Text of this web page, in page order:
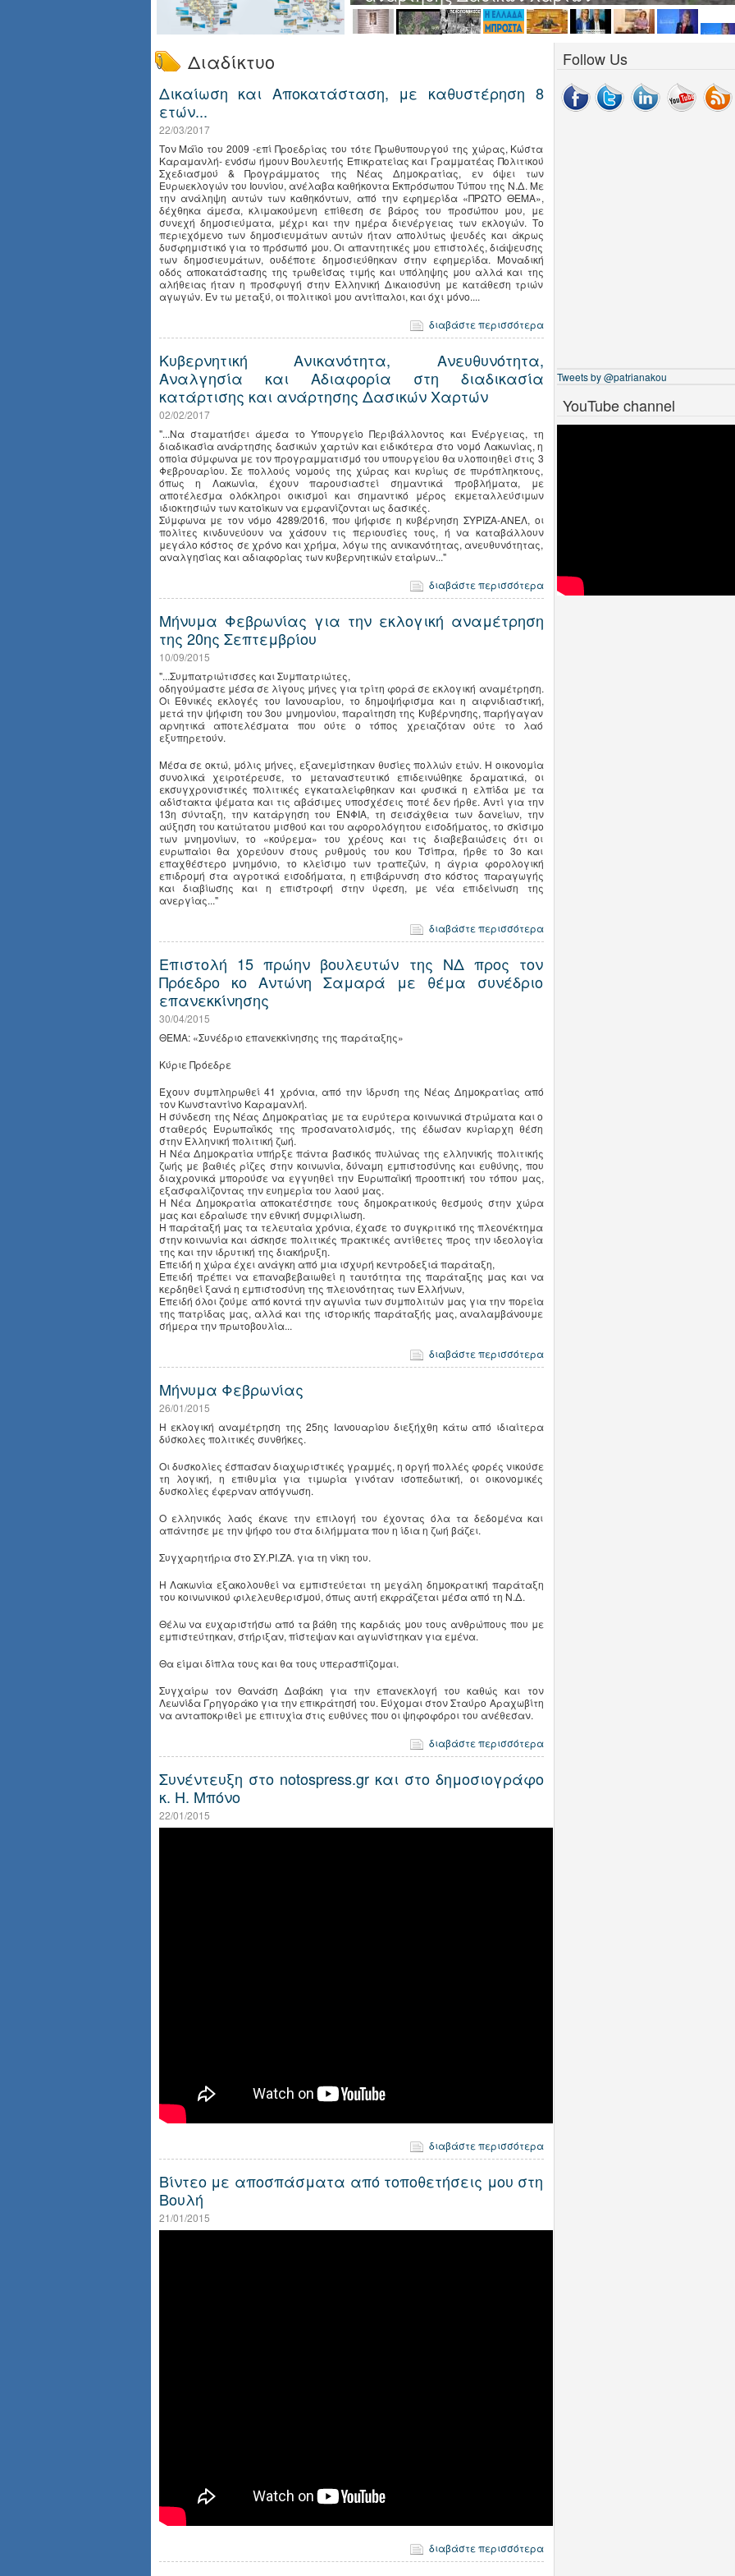
Διαδίκτυο
Δικαίωση και Αποκατάσταση, με καθυστέρηση 8
ετών...
22/03/2017
Τον Μάϊο του 2009 -επί Προεδρίας του τότε Πρωθυπουργού της χώρας, Κώστα
Καραμανλή- ενόσω ήμουν Βουλευτής Επικρατείας και Γραμματέας Πολιτικού
Σχεδιασμού & Προγράμματος της Νέας Δημοκρατίας, εν όψει των
Ευρωεκλογών του Ιουνίου, ανέλαβα καθήκοντα Εκπρόσωπου Τύπου της Ν.Δ. Με
την ανάληψη αυτών των καθηκόντων, από την εφημερίδα «ΠΡΩΤΟ ΘΕΜΑ»,
δέχθηκα άμεσα, κλιμακούμενη επίθεση σε βάρος του προσώπου μου, με
συνεχή δημοσιεύματα, μέχρι και την ημέρα διενέργειας των εκλογών. Το
περιεχόμενο των δημοσιευμάτων αυτών ήταν απολύτως ψευδές και άκρως
δυσφημιστικό για το πρόσωπό μου. Οι απαντητικές μου επιστολές, διάψευσης
των δημοσιευμάτων, ουδέποτε δημοσιεύθηκαν στην εφημερίδα. Μοναδική
οδός αποκατάστασης της τρωθείσας τιμής και υπόληψης μου αλλά και της
αλήθειας ήταν η προσφυγή στην Ελληνική Δικαιοσύνη με κατάθεση τριών
αγωγών. Εν τω μεταξύ, οι πολιτικοί μου αντίπαλοι, και όχι μόνο....
διαβάστε περισσότερα
Κυβερνητική Ανικανότητα, Ανευθυνότητα,
Αναλγησία και Αδιαφορία στη διαδικασία
κατάρτισης και ανάρτησης Δασικών Χαρτών
02/02/2017
"...Να σταματήσει άμεσα το Υπουργείο Περιβάλλοντος και Ενέργειας, τη
διαδικασία ανάρτησης δασικών χαρτών και ειδικότερα στο νομό Λακωνίας, η
οποία σύμφωνα με τον προγραμματισμό του υπουργείου θα υλοποιηθεί στις 3
Φεβρουαρίου. Σε πολλούς νομούς της χώρας και κυρίως σε πυρόπληκτους,
όπως η Λακωνία, έχουν παρουσιαστεί σημαντικά προβλήματα, με
αποτέλεσμα ολόκληροι οικισμοί και σημαντικό μέρος εκμεταλλεύσιμων
ιδιοκτησιών των κατοίκων να εμφανίζονται ως δασικές.
Σύμφωνα με τον νόμο 4289/2016, που ψήφισε η κυβέρνηση ΣΥΡΙΖΑ-ΑΝΕΛ, οι
πολίτες κινδυνεύουν να χάσουν τις περιουσίες τους, ή να καταβάλλουν
μεγάλο κόστος σε χρόνο και χρήμα, λόγω της ανικανότητας, ανευθυνότητας,
αναλγησίας και αδιαφορίας των κυβερνητικών εταίρων..."
διαβάστε περισσότερα
Μήνυμα Φεβρωνίας για την εκλογική αναμέτρηση
της 20ης Σεπτεμβρίου
10/09/2015
"...Συμπατριώτισσες και Συμπατριώτες,
οδηγούμαστε μέσα σε λίγους μήνες για τρίτη φορά σε εκλογική αναμέτρηση.
Οι Εθνικές εκλογές του Ιανουαρίου, το δημοψήφισμα και η αιφνιδιαστική,
μετά την ψήφιση του 3ου μνημονίου, παραίτηση της Κυβέρνησης, παρήγαγαν
αρνητικά αποτελέσματα που ούτε ο τόπος χρειαζόταν ούτε το λαό
εξυπηρετούν.
Μέσα σε οκτώ, μόλις μήνες, εξανεμίστηκαν θυσίες πολλών ετών. Η οικονομία
συνολικά χειροτέρευσε, το μεταναστευτικό επιδεινώθηκε δραματικά, οι
εκσυγχρονιστικές πολιτικές εγκαταλείφθηκαν και φυσικά η ελπίδα με τα
αδίστακτα ψέματα και τις αβάσιμες υποσχέσεις ποτέ δεν ήρθε. Αντί για την
13η σύνταξη, την κατάργηση του ΕΝΦΙΑ, τη σεισάχθεια των δανείων, την
αύξηση του κατώτατου μισθού και του αφορολόγητου εισοδήματος, το σκίσιμο
των μνημονίων, το «κούρεμα» του χρέους και τις διαβεβαιώσεις ότι οι
ευρωπαίοι θα χορεύουν στους ρυθμούς του κου Τσίπρα, ήρθε το 3ο και
επαχθέστερο μνημόνιο, το κλείσιμο των τραπεζών, η άγρια φορολογική
επιδρομή στα αγροτικά εισοδήματα, η επιβάρυνση στο κόστος παραγωγής
και διαβίωσης και η επιστροφή στην ύφεση, με νέα επιδείνωση της
ανεργίας..."
διαβάστε περισσότερα
Επιστολή 15 πρώην βουλευτών της ΝΔ προς τον
Πρόεδρο κο Αντώνη Σαμαρά με θέμα συνέδριο
επανεκκίνησης
30/04/2015
ΘΕΜΑ: «Συνέδριο επανεκκίνησης της παράταξης»
Κύριε Πρόεδρε
Έχουν συμπληρωθεί 41 χρόνια, από την ίδρυση της Νέας Δημοκρατίας από
τον Κωνσταντίνο Καραμανλή.
Η σύνδεση της Νέας Δημοκρατίας με τα ευρύτερα κοινωνικά στρώματα και ο
σταθερός Ευρωπαϊκός της προσανατολισμός, της έδωσαν κυρίαρχη θέση
στην Ελληνική πολιτική ζωή.
Η Νέα Δημοκρατία υπήρξε πάντα βασικός πυλώνας της ελληνικής πολιτικής
ζωής με βαθιές ρίζες στην κοινωνία, δύναμη εμπιστοσύνης και ευθύνης, που
διαχρονικά μπορούσε να εγγυηθεί την Ευρωπαϊκή προοπτική του τόπου μας,
εξασφαλίζοντας την ευημερία του λαού μας.
Η Νέα Δημοκρατία αποκατέστησε τους δημοκρατικούς θεσμούς στην χώρα
μας και εδραίωσε την εθνική συμφιλίωση.
Η παράταξή μας τα τελευταία χρόνια, έχασε το συγκριτικό της πλεονέκτημα
στην κοινωνία και άσκησε πολιτικές πρακτικές αντίθετες προς την ιδεολογία
της και την ιδρυτική της διακήρυξη.
Επειδή η χώρα έχει ανάγκη από μια ισχυρή κεντροδεξιά παράταξη,
Επειδή πρέπει να επαναβεβαιωθεί η ταυτότητα της παράταξης μας και να
κερδηθεί ξανά η εμπιστοσύνη της πλειονότητας των Ελλήνων,
Επειδή όλοι ζούμε από κοντά την αγωνία των συμπολιτών μας για την πορεία
της πατρίδας μας, αλλά και της ιστορικής παράταξής μας, αναλαμβάνουμε
σήμερα την πρωτοβουλία...
διαβάστε περισσότερα
Μήνυμα Φεβρωνίας
26/01/2015
Η εκλογική αναμέτρηση της 25ης Ιανουαρίου διεξήχθη κάτω από ιδιαίτερα
δύσκολες πολιτικές συνθήκες.
Οι δυσκολίες έσπασαν διαχωριστικές γραμμές, η οργή πολλές φορές νικούσε
τη λογική, η επιθυμία για τιμωρία γινόταν ισοπεδωτική, οι οικονομικές
δυσκολίες έφερναν απόγνωση.
Ο ελληνικός λαός έκανε την επιλογή του έχοντας όλα τα δεδομένα και
απάντησε με την ψήφο του στα διλήμματα που η ίδια η ζωή βάζει.
Συγχαρητήρια στο ΣΥ.ΡΙ.ΖΑ. για τη νίκη του.
Η Λακωνία εξακολουθεί να εμπιστεύεται τη μεγάλη δημοκρατική παράταξη
του κοινωνικού φιλελευθερισμού, όπως αυτή εκφράζεται μέσα από τη Ν.Δ.
Θέλω να ευχαριστήσω από τα βάθη της καρδιάς μου τους ανθρώπους που με
εμπιστεύτηκαν, στήριξαν, πίστεψαν και αγωνίστηκαν για εμένα.
Θα είμαι δίπλα τους και θα τους υπερασπίζομαι.
Συγχαίρω τον Θανάση Δαβάκη για την επανεκλογή του καθώς και τον
Λεωνίδα Γρηγοράκο για την επικράτησή του. Εύχομαι στον Σταύρο Αραχωβίτη
να ανταποκριθεί με επιτυχία στις ευθύνες που οι ψηφοφόροι του ανέθεσαν.
διαβάστε περισσότερα
Συνέντευξη στο notospress.gr και στο δημοσιογράφο
κ. Η. Μπόνο
22/01/2015
διαβάστε περισσότερα
Βίντεο με αποσπάσματα από τοποθετήσεις μου στη
Βουλή
21/01/2015
διαβάστε περισσότερα
Follow Us
Tweets by @patrianakou
YouTube channel